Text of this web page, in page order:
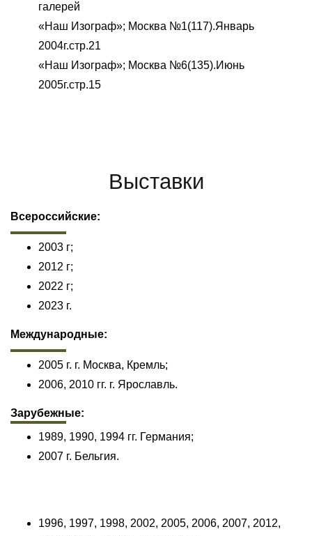
галерей
«Наш Изограф»; Москва №1(117).Январь
2004г.стр.21
«Наш Изограф»; Москва №6(135).Июнь
2005г.стр.15
Выставки
Всероссийские:
2003 г;
2012 г;
2022 г;
2023 г.
Международные:
2005 г. г. Москва, Кремль;
2006, 2010 гг. г. Ярославль.
Зарубежные:
1989, 1990, 1994 гг. Германия;
2007 г. Бельгия.
1996, 1997, 1998, 2002, 2005, 2006, 2007, 2012,